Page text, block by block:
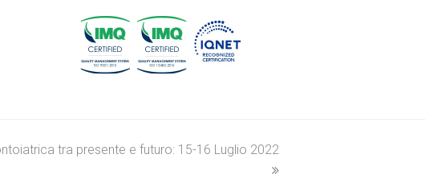
tra presente e futuro: 15-16 Luglio 2022